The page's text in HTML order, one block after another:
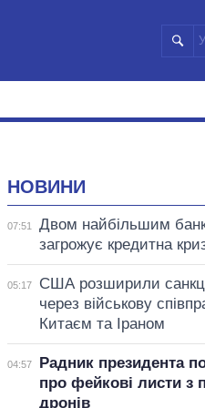
НОВИНИ
07:51
Двом найбільшим
загрожує кредитна
05:17
США розширили
через військову
Китаєм та Іраном
04:57
Радник президента
про фейкові листи з
дронів